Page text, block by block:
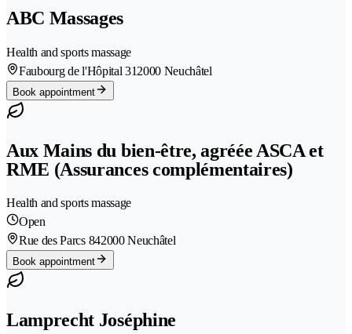
ABC Massages
Health and sports massage
Faubourg de l'Hôpital 312000 Neuchâtel
Book appointment
Aux Mains du bien-être, agréée ASCA et
RME (Assurances complémentaires)
Health and sports massage
Open
Rue des Parcs 842000 Neuchâtel
Book appointment
Lamprecht Joséphine